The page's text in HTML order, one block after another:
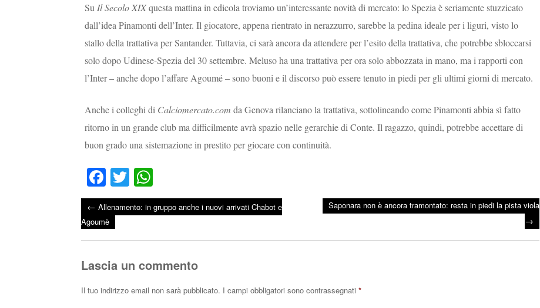
Su Il Secolo XIXquesta mattina in edicola troviamo un’interessante novità di mercato: lo Spezia è seriamente stuzzicato
dall’idea Pinamonti dell’Inter. Il giocatore, appena rientrato in nerazzurro, sarebbe la pedina ideale per i liguri, visto lo
stallo della trattativa per Santander. Tuttavia, ci sarà ancora da attendere per l’esito della trattativa, che potrebbe sbloccarsi
solo dopo Udinese-Spezia del 30 settembre. Meluso ha una trattativa per ora solo abbozzata in mano, ma i rapporti con
l’Inter – anche dopo l’affare Agoumé – sono buoni e il discorso può essere tenuto in piedi per gli ultimi giorni di mercato.
Anche i colleghi di Calciomercato.com da Genova rilanciano la trattativa, sottolineando come Pinamonti abbia sì fatto
ritorno in un grande club ma difficilmente avrà spazio nelle gerarchie di Conte. Il ragazzo, quindi, potrebbe accettare di
buon grado una sistemazione in prestito per giocare con continuità.
Fa
ce
bo
ok
T
wi
tte
ha
ts
Post navigation
← Allenamento: in gruppo anche i nuovi arrivati Chabot e
Agoumè
Saponara non è ancora tramontato: resta in piedi la pista viola
→
Lascia un commento
Il tuo indirizzo email non sarà pubblicato. I campi obbligatori sono contrassegnati *